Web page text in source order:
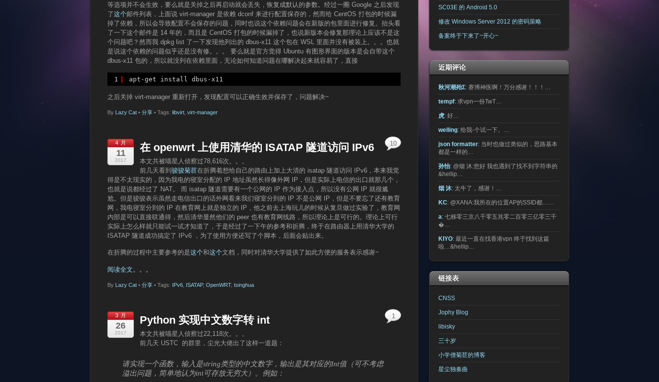
等选项并不会生效，要么就是关掉之后再启动就会丢失，恢复成默认的参数。经过一圈 Google 之后发现
了这个邮件列表，上面说 virt-manager 是依赖 dconf 来进行配置保存的，然而给 CentOS 打包的时候漏
掉了依赖，所以会导致配置不会保存的问题，同时也说这个依赖问题会在新版的包里面进行修复。抬头看
了一下这个邮件是 14 年的，而且是 CentOS 打包的时候漏掉了，也说新版本会修复那理论上应该不是这
个问题吧？然而我 dpkg list 了一下发现他列出的 dbus-x11 这个包在 WSL 里面并没有被装上。。。也就
是说这个依赖的问题似乎还是没有修。。。 要么就是官方觉得 Ubuntu 有图形界面的版本是会自带这个
dbus-x11 包的，所以就没列在依赖里面，无论如何知道问题在哪解决起来就容易了，直接
1 apt-get install dbus-x11
之后关掉 virt-manager 重新打开，发现配置可以正确生效并保存了，问题解决~
By Lazy Cat • 分享 • Tags: libvirt virt-manager
4 月
11
2017
在 openwrt 上使用清华的 ISATAP 隧道访问 IPv6
本文共被喵星人侦察过78,616次。。。
前几天看到 骏骏菊苣在折腾着想给自己的路由上加上大清的 isatap 隧道访问 IPv6，本来我觉
得是不太现实的，因为我电的寝室分配的 IP 地址虽然长得像外网 IP，但是实际上电信的出口就那几个，
也就是说都经过了 NAT。 而 isatap 隧道需要有一个公网的 IP 作为接入点，所以没有公网 IP 就很尴
尬。但是骏骏表示虽然走电信出口的话外网看来我们寝室分到的 IP 不是公网 IP，但是不要忘了还有教育
网，我电寝室分到的 IP 在教育网上就是独立的 IP，他之前去上海玩儿的时候从复旦做过实验了，教育网
内部是可以直接联通得，然后清华显然他们的 peer 也有教育网线路，所以理论上是可行的。理论上可行
实际上怎么样就只能试一试才知道了，于是经过了一下午的参考和折腾，终于在路由器上用清华大学的
ISATAP 隧道成功搞定了 IPv6 ，为了使用方便还写了个脚本，后面会贴出来。
在折腾的过程中主要参考的是这个和这个文档，同时对清华大学提供了如此方便的服务表示感谢~
阅读全文。。。
By Lazy Cat • 分享
10
• Tags: IPv6 ISATAP, OpenWRT, tsinghua
3 月
26
2017
Python 实现中文数字转 int
本文共被喵星人侦察过22,118次。。。
前几天 USTC 的群里，尘光大佬出了这样一道题：
请实现一个函数，输入是string类型的中文数字，输出是其对应的Int值（可不考虑
溢出问题，简单地认为int可存放无穷大）。例如：
1
SC03E 的 Android 5.0
修改 Windows Server 2012 的密码策略
备案终于下来了~开心~
近期评论
秋河潮殆Σ: 赛博神医啊！万分感谢！！！…
tempf: 求vpn一份TwT…
虎: 好…
welling: 给我-个试一下。…
json formatter: 当时也做过类似的，思路基本
都是一样的…
孙怡: @烟 沐:您好 我也遇到了找不到字符串的
&hellip…
烟 沐: 太牛了，感谢！…
KC: @XANA:我所在的位置AP的SSID都……
a: 七秭零三京八千零五兆零二百零三亿零三千
�…
KIYO: 最近一直在找香港vpn 终于找到这篇
啦…&hellip…
链接表
CNSS
Jophy Blog
libisky
三十岁
小学僧菊苣的博客
星尘独奏曲